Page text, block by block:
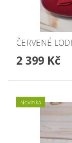
ČERVENÉ
2 399 Kč
Novinka